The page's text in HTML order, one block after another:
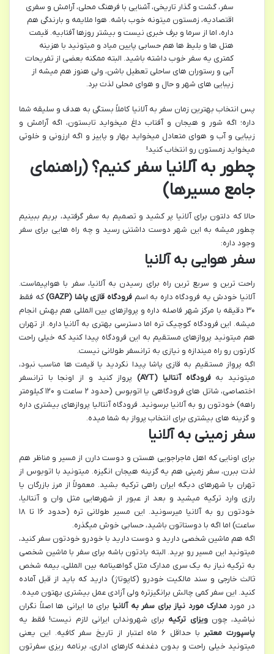
سفر، گشت و گذار تاریخی، آشنایی با فرهنگ محلی، آرامش و سفری
اقتصادیه، زمستون میتونه خوب باشه. هوا ملایمه و بارندگی هم
داره، اما از سرما و برف خبری نیست و بیشتر روزها آفتابیه. قیمت
هتل ها و بلیط ها هم حسابی پایین میاد و میتونید با هزینه
کمتری یه سفر خوب داشته باشید. البته ممکنه بعضی از تفریحات
آبی و رستوران های ساحلی تعطیل باشن، ولی هنوز هم میشه از
زیبایی های شهر و حال و هوای محلی لذت برد.
پس انتخاب بهترین زمان سفر به آلانیا کاملاً بستگی به هدف و سلیقه شما
داره؛ اگه شور و هیجان و آفتاب داغ میخواید تابستون، اگه آرامش و
زیبایی و آب و هوای متعادل میخواید بهار و پاییز و اگه ارزونی و خلوتی
میخواید زمستون رو انتخاب کنید!
چطور به آلانیا سفر کنیم؟ (راهنمای
جامع مسیرها)
حالا که دلتون برای آلانیا پر کشید و تصمیم به سفر گرفتید، بریم ببینیم
چطور میشه به این شهر دوست داشتنی رسید و چه راه هایی برای سفر
وجود داره:
سفر هوایی به آلانیا
راحت ترین و سریع ترین راه برای رسیدن به آلانیا، سفر با هواپیماست.
آلانیا خودش یه فرودگاه داره به اسمفرودگاه قازی پاشا (GAZP)
که فقط
۳۰ دقیقه با مرکز شهر فاصله داره و پروازهای بین المللی هم بهش انجام
میشه. این فرودگاه کوچیک تره اما دسترسی بهتری به آلانیا داره. از تهران
هم میتونید پروازهای مستقیم به این فرودگاه پیدا کنید که خیلی راحت
کارتون رو راه میندازه و نیازی به ترانسفر طولانی نیست.
اگه پرواز مستقیم به قازی پاشا پیدا نکردید یا قیمت ها مناسب نبود،
میتونید بهفرودگاه آنتالیا (AYT)
پرواز کنید و از اونجا با ترانسفر
اختصاصی، شاتل های فرودگاهی یا اتوبوس (حدود ۲ ساعت و ۱۲۰ کیلومتر
راهه) خودتون رو به آلانیا برسونید. فرودگاه آنتالیا پروازهای بیشتری داره
و گزینه های بیشتری برای انتخاب پرواز به شما میده.
سفر زمینی به آلانیا
برای اونایی که اهل ماجراجویی هستن و دوست دارن از مسیر و مناظر هم
لذت ببرن، سفر زمینی هم یه گزینه هیجان انگیزه. میتونید با اتوبوس از
تهران یا شهرهای دیگه ایران راهی ترکیه بشید. معمولاً از مرز بازرگان یا
رازی وارد ترکیه میشید و بعد از عبور از شهرهایی مثل وان و آنتالیا،
خودتون رو به آلانیا میرسونید. این مسیر طولانی تره (حدود ۱۶ تا ۱۸
ساعت) اما اگه با دوستاتون باشید، حسابی خوش میگذره.
اگه هم ماشین شخصی دارید و دوست دارید با خودرو خودتون سفر کنید،
میتونید این مسیر رو برید. البته یادتون باشه برای سفر با ماشین شخصی
به ترکیه نیاز به یک سری مدارک مثل گواهینامه بین المللی، بیمه شخص
ثالث خارجی و سند مالکیت خودرو (کاپوتاژ) دارید که باید از قبل آماده
کنید. این سفر کمی چالش برانگیزتره ولی آزادی عمل بیشتری بهتون میده.
در موردمدارک مورد نیاز برای سفر به آلانیا برای ما ایرانی ها اصلاً نگران
نباشید، چونویزای ترکیه برای شهروندان ایرانی لازم نیست! فقط یه
پاسپورت معتبر
با حداقل ۶ ماه اعتبار از تاریخ سفر کافیه. این یعنی
میتونید خیلی راحت و بدون دغدغه کارهای اداری، برنامه ریزی سفرتون